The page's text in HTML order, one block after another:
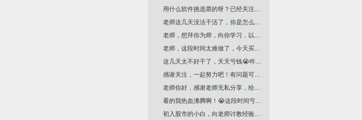
用什么软件挑选票的呀？已经关注您很久了！
老师这几天没法干活了，你是怎么挑选票票的？
老师，想拜你为师，向你学习，以邮箱联系你了，请回复为盼。
老师，这段时间太难做了，今天买明天跌，老师文中作业，是不是最后一根k线是卖点，前一根k线是买点？不知道对不对？请多多指教！
这几天太不好干了，天天亏钱😭咋办老师
感谢关注，一起努力吧！有问题可以留言
老师你好，感谢老师无私分享，给你邮箱留言了哈，我要学习交易技术课程！一定给我回复哈
看的我热血沸腾啊！😭这段时间亏惨了
初入股市的小白，向老师讨教经验！收藏了